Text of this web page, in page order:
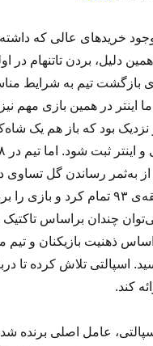
وجود خریدهای عالی که
دلیل، بردن تاتنهام در
بازگشت تیم به شرایط
اینتر در همین بازی مهم
بود که باز هم یک
از به‌ثمر رساندن گل تساوی
۸۵، کار را در دقیقه‌ی ۹۳ تمام کرد و
چندان براساس تاکتیک
ذهنیت بازیکنان و تیم
اسپالتی تلاش کرده تا
کند.
عامل اصلی برنده